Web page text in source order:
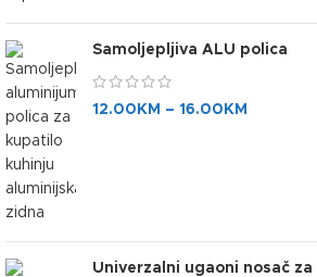
Samoljepljiva ALU polica
12.00 KM – 16.00 KM
Univerzalni ugaoni nosač